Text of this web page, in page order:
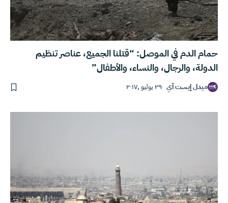
حمام الدم في الموصل: “قتلنا الجميع، عناصر تنظيم
الدولة، والرجال، والنساء، والأطفال”
ميدل إيست آي ٢٩ يوليو ,٢٠١٧